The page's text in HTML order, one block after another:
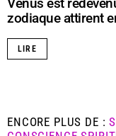
Vénus est
zodiaque attirent
LIRE
ENCORE PLUS DE :